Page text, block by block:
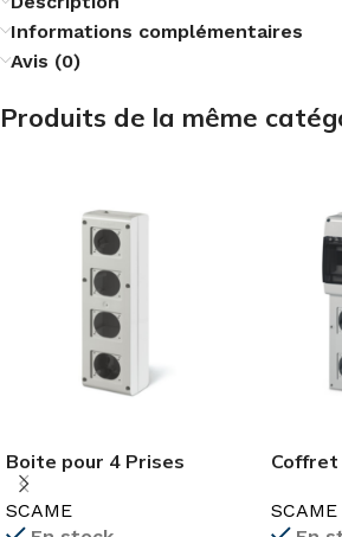
Informations complémentaires
Avis (0)
Produits de la même
Boite pour 4 Prises
Industriel IP66 SCAME
SCAME
Coffret
SCAME